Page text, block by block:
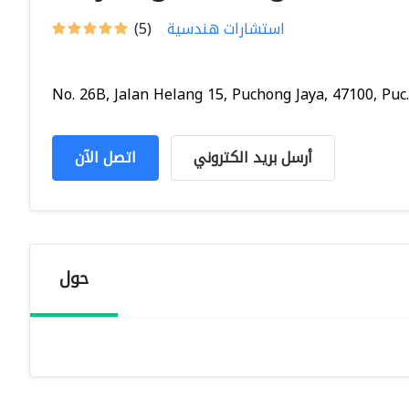
(5) استشارات هندسية
No. 26B, Jalan Helang 15, Puchong Jaya, 47100,
اتصل الآن أرسل بريد الكتروني
حول